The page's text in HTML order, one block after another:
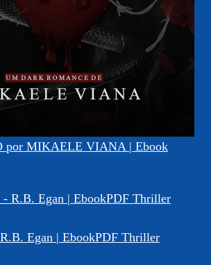
por MIKAELE VIANA | Ebook
Egan | EbookPDF Thriller